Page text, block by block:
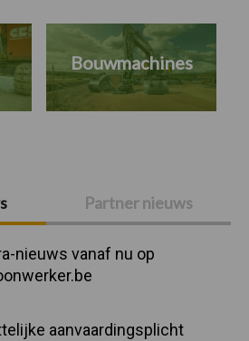
Partner nieuws
nieuws vanaf nu op
aanvaardingsplicht
Bouwmachines